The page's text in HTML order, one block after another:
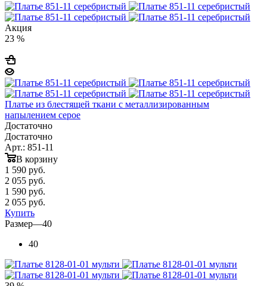
Акция
23 %
Платье из блестящей ткани с металлизированным
напылением серое
Достаточно
Достаточно
Арт.: 851-11
В корзину
1 590 руб.
2 055 руб.
1 590 руб.
2 055 руб.
Купить
Размер—40
40